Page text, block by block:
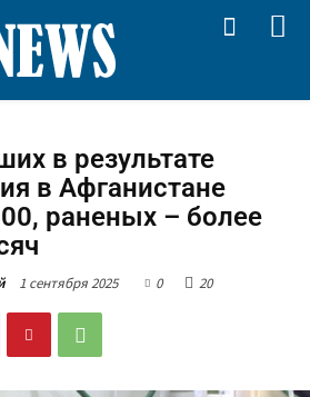
в результате
в Афганистане
раненых – более
1 сентября 2025 0 20